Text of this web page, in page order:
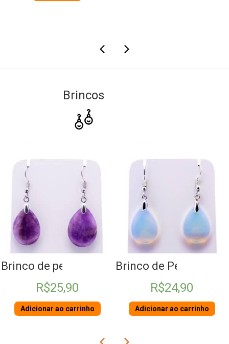
Brincos
Verde
Brinco de pedra gota Ametista
R$25,90
Adicionar ao carrinho
Brinco de Pedra da
R$24,90
Adicionar ao carrinho